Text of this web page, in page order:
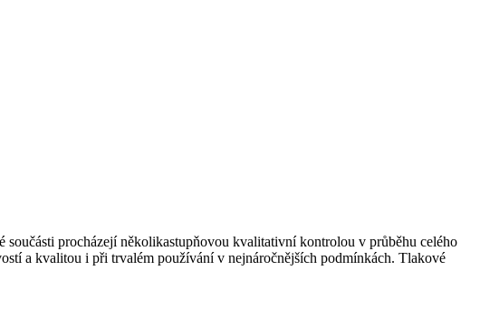
procházejí několikastupňovou kvalitativní kontrolou v průběhu celého
a kvalitou i při trvalém používání v nejnáročnějších podmínkách. Tlakové